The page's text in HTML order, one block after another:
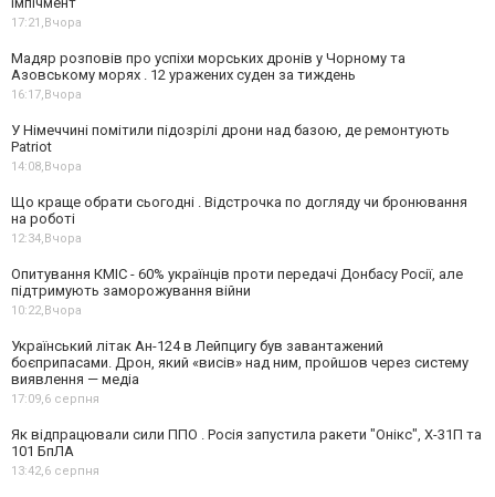
17:21,Вчора
Мадяр розповів про успіхи морських дронів у Чорному та
Азовському морях . 12 уражених суден за тиждень
16:17,Вчора
У Німеччині помітили підозрілі дрони над базою, де ремонтують
Patriot
14:08,Вчора
Що краще обрати сьогодні . Відстрочка по догляду чи бронювання
на роботі
12:34,Вчора
Опитування КМІС - 60% українців проти передачі Донбасу Росії, але
підтримують заморожування війни
10:22,Вчора
Український літак Ан-124 в Лейпцигу був завантажений
боєприпасами. Дрон, який «висів» над ним, пройшов через систему
виявлення — медіа
17:09,6 серпня
Як відпрацювали сили ППО . Росія запустила ракети "Онікс", Х-31П та
101 БпЛА
13:42,6 серпня